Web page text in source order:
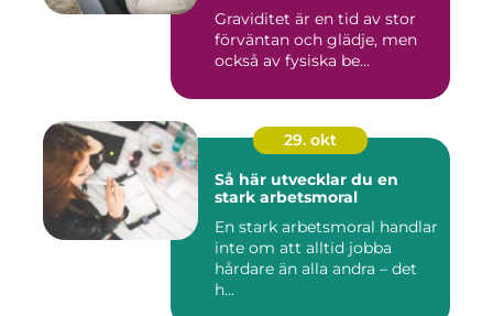
Graviditet är en tid av stor
förväntan och glädje, men
också av fysiska be...
29. okt
Så här utvecklar du en
stark arbetsmoral
En stark arbetsmoral handlar
inte om att alltid jobba
hårdare än alla andra – det
h...